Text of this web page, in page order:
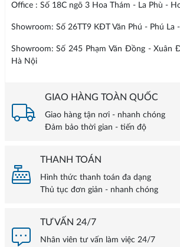
Office : Số 18C ngõ 3 Hoa Thám - La Phù -
Showroom: Số 26TT9 KĐT Văn Phú - Phú
Showroom: Số 245 Phạm Văn Đồng - Xuân
Hà Nội
GIAO HÀNG TOÀN QUỐC
Giao hàng tận nơi - nhanh chóng
Đảm bảo thời gian - tiến độ
THANH TOÁN
Hình thức thanh toán đa dạng
Thủ tục đơn giản - nhanh chóng
TƯ VẤN 24/7
Nhân viên tư vấn làm việc 24/7